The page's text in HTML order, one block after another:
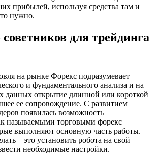
прибылей, используя средства там и
нужно.
для трейдинга
на рынке Форекс подразумевает
и фундаментального анализа и на
данных открытие длинной или короткой
ее сопровождение. С развитием
появилась возможность
называемыми торговыми форекс
выполняют основную часть работы.
– это установить робота на свой
необходимые настройки.